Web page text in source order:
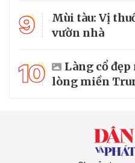
9
Mùi tàu: Vị
vườn nhà
10
Làng cổ
lòng miền